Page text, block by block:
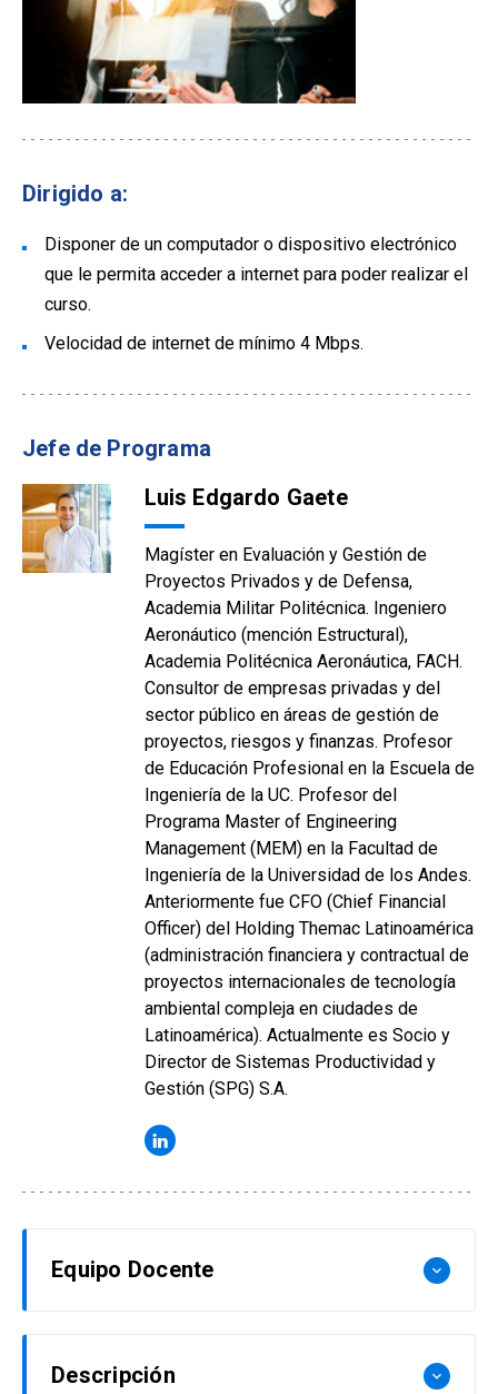
Dirigido a:
Disponer de un computador o dispositivo electrónico
que le permita acceder a internet para poder realizar el
curso.
Velocidad de internet de mínimo 4 Mbps.
Jefe de Programa
Luis Edgardo Gaete
Magíster en Evaluación y Gestión de
Proyectos Privados y de Defensa,
Academia Militar Politécnica. Ingeniero
Aeronáutico (mención Estructural),
Academia Politécnica Aeronáutica, FACH.
Consultor de empresas privadas y del
sector público en áreas de gestión de
proyectos, riesgos y finanzas. Profesor
de Educación Profesional en la Escuela de
Ingeniería de la UC. Profesor del
Programa Master of Engineering
Management (MEM) en la Facultad de
Ingeniería de la Universidad de los Andes.
Anteriormente fue CFO (Chief Financial
Officer) del Holding Themac Latinoamérica
(administración financiera y contractual de
proyectos internacionales de tecnología
ambiental compleja en ciudades de
Latinoamérica). Actualmente es Socio y
Director de Sistemas Productividad y
Gestión (SPG) S.A.
Equipo Docente keyboard_arrow_down
Descripción keyboard_arrow_down